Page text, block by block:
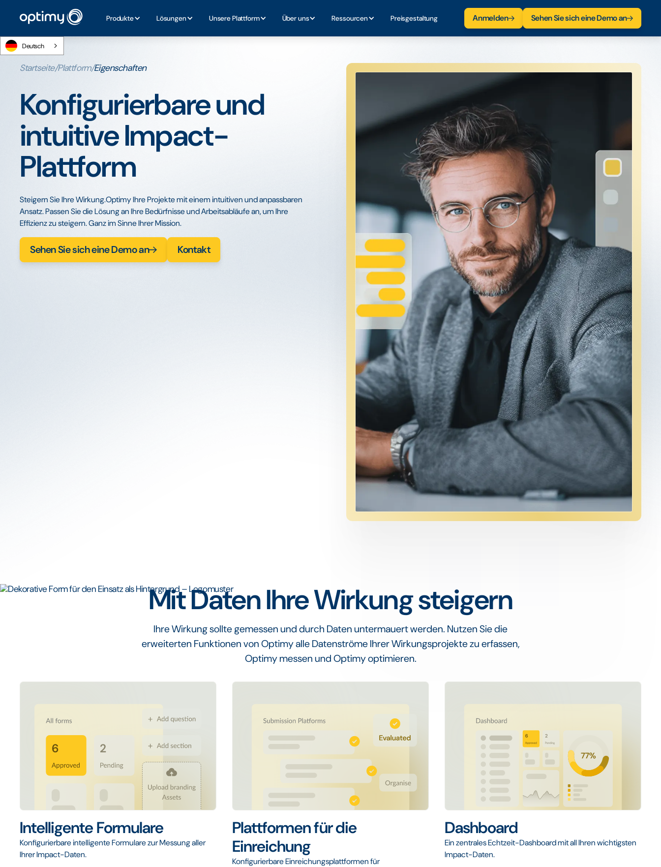
Produkte Lösungen Unsere Plattform Über uns Ressourcen Preisgestaltung Anmelden Sehen Sie sich eine Demo an
Deutsch
Startseite/Plattform/Eigenschaften
Konfigurierbare und
intuitive Impact-
Plattform
Steigern Sie Ihre Wirkung.Optimy Ihre Projekte mit einem intuitiven und anpassbaren
Ansatz. Passen Sie die Lösung an Ihre Bedürfnisse und Arbeitsabläufe an, um Ihre
Effizienz zu steigern. Ganz im Sinne Ihrer Mission.
Sehen Sie sich eine Demo an Kontakt
Mit Daten Ihre Wirkung steigern
Ihre Wirkung sollte gemessen und durch Daten untermauert werden. Nutzen Sie die
erweiterten Funktionen von Optimy alle Datenströme Ihrer Wirkungsprojekte zu erfassen,
Optimy messen und Optimy optimieren.
Intelligente Formulare
Konfigurierbare intelligente Formulare zur Messung aller
Ihrer Impact-Daten.
Plattformen für die
Einreichung
Konfigurierbare Einreichungsplattformen für
Dashboard
Ein zentrales Echtzeit-Dashboard mit all Ihren wichtigsten
Impact-Daten.